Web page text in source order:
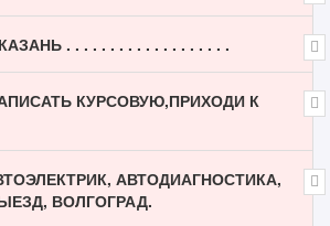
. . . . . . . . . . . . . . . . . . .
КУРСОВУЮ,ПРИХОДИ К
АВТОДИАГНОСТИКА,
ВОЛГОГРАД.